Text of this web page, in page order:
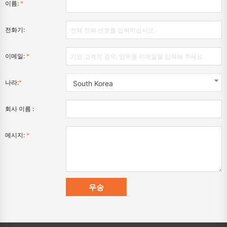
이름: *
전화기:
이메일: *
나라:* South Korea
회사 이름 :
메시지: *